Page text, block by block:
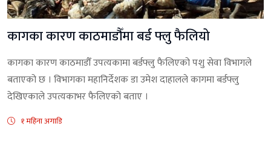
कागका कारण काठमाडौँमा बर्ड फ्लु फैलियो
कागका कारण काठमाडौँ उपत्यकामा बर्डफ्लु फैलिएको पशु सेवा विभागले
बताएको छ । विभागका महानिर्देशक डा उमेश दाहालले कागमा बर्डफ्लु
देखिएकाले उपत्यकाभर फैलिएको बताए ।
१ महिना अगाडि